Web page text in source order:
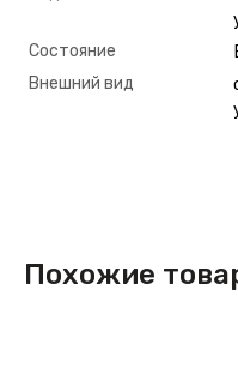
Состояние
Внешний вид
Похожие